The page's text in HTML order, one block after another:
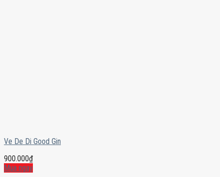
Ve De Di Good Gin
900.000₫
Mua ngay